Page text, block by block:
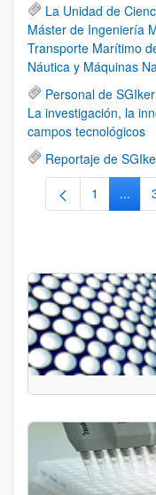
La Unidad de
Máster de Ingeniería
Transporte Marítimo
Náutica y Máquinas
Personal de
La investigación, la
campos tecnológicos
Reportaje de
Página
1 ...